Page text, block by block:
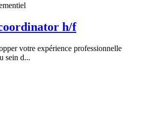
h/f
votre expérience professionnelle
sein d...